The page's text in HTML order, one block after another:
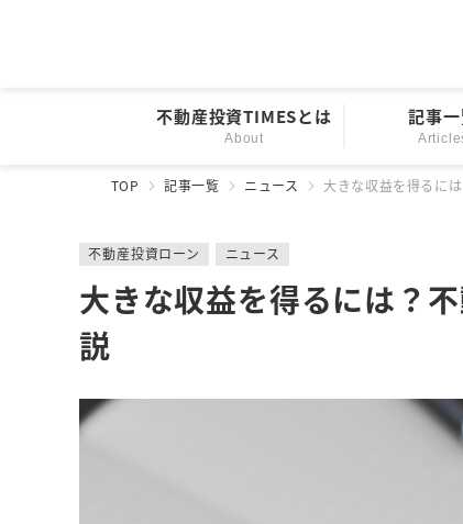
不動産投資TIMESとは
About
記事
TOP 記事一覧 ニュース 大きな収益を得るに
不動産投資ローン ニュース
大きな収益を得るには？
説